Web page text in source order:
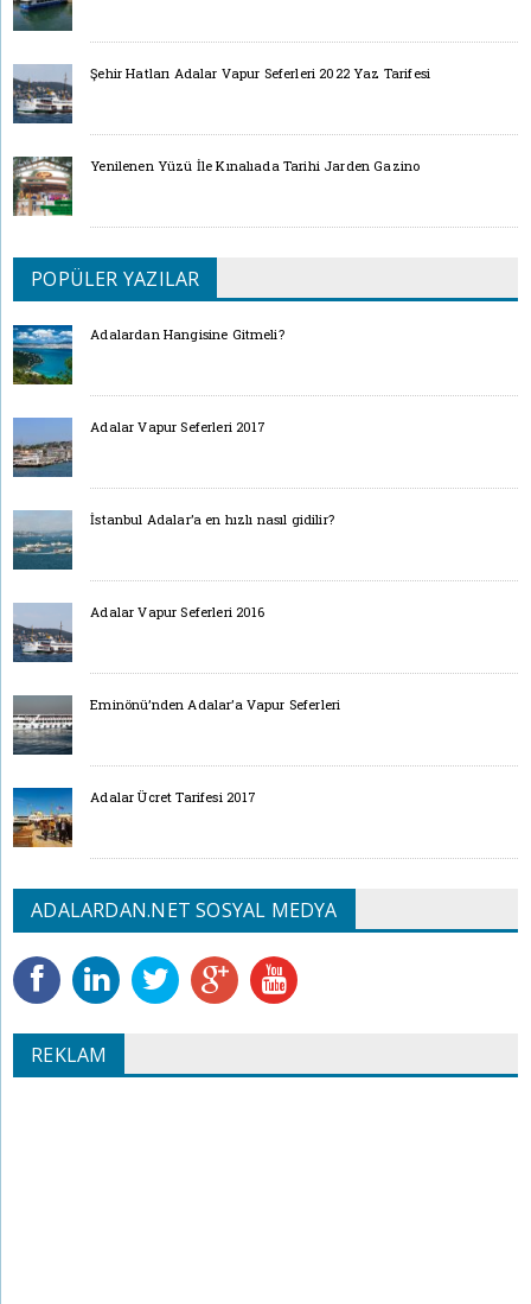
Şehir Hatları Adalar Vapur Seferleri 2022 Yaz Tarifesi
Yenilenen Yüzü İle Kınalıada Tarihi Jarden Gazino
POPÜLER YAZILAR
Adalardan Hangisine Gitmeli?
Adalar Vapur Seferleri 2017
İstanbul Adalar’a en hızlı nasıl gidilir?
Adalar Vapur Seferleri 2016
Eminönü’nden Adalar’a Vapur Seferleri
Adalar Ücret Tarifesi 2017
ADALARDAN.NET SOSYAL MEDYA
REKLAM